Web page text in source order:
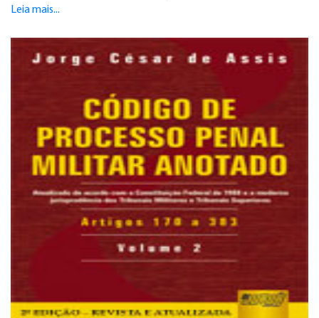
Leia mais...